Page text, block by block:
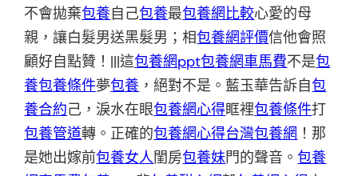
不會拋棄包養自己包養最包養網比較心愛的母
親，讓白髮男送黑髮男；相包養網評價信他會照
顧好自點贊！|||這包養網ppt包養網車馬費不是包
養包養條件夢包養 ，絕對不是。藍玉華告訴自包
養合約己，淚水在眼包養網心得眶裡包養條件打
包養管道轉。正確的包養網心得台灣包養網 ！那
是她出嫁前包養女人閨房包養妹門的聲音。包養